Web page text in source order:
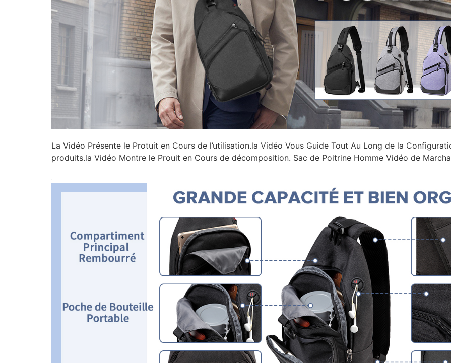
La Vidéo Présente le Protuit en Cours de l’utilisation.la Vidéo Vous Guide Tout Au Long de la
produits.la Vidéo Montre le Prouit en Cours de décomposition. Sac de Poitrine Homme Vidéo de